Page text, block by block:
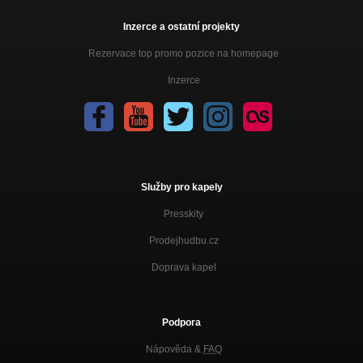
Temná strana feat. Eia (Bongokat prod.)
Stínohra feat. Eia (Bongokat prod.)
Inzerce a ostatní projekty
Rezervace top promo pozice na homepage
Inzerce
Služby pro kapely
Presskity
Prodejhudbu.cz
Doprava kapel
Podpora
Nápověda & FAQ